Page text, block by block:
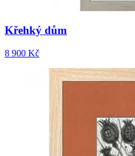
Křehký dům
8 900 Kč